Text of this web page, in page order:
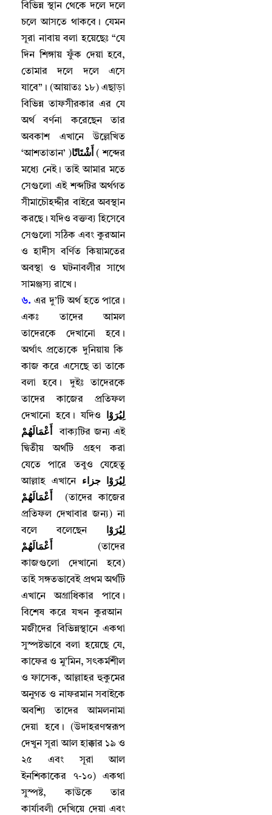
বিভিন্ন স্থান থেকে দলে দলে
চলে আসতে থাকবে । যেমন
সূরা নাবায় বলা হয়েছেঃ “যে
দিন শিঙ্গায় ফুঁক দেয়া হবে,
তোমার দলে দলে এসে
যাবে” । (আয়াতঃ ১৮) এছাড়া
বিভিন্ন তাফসীরকার এর যে
অর্থ বর্ণনা করেছেন তার
অবকাশ এখানে উল্লেখিত
‘আশতাতান’ (أَشْتَاتًا ) শব্দের
মধ্যে নেই। তাই আমার মতে
সেগুলো এই শব্দটির অর্থগত
সীমাচৌহদ্দীর বাইরে অবস্থান
করছে। যদিও বক্তব্য হিসেবে
সেগুলো সঠিক এবং কুরআন
ও হাদীস বর্ণিত কিয়ামতের
অবস্থা ও ঘটনাবলীর সাথে
সামঞ্জস্য রাখে ।
৬. এর দু’টি অর্থ হতে পারে ।
একঃ তাদের আমল
তাদেরকে দেখানো হবে ।
অর্থাৎ প্রত্যেকে দুনিয়ায় কি
কাজ করে এসেছে তা তাকে
বলা হবে ।
দুইঃ তাদেরকে
তাদের কাজের প্রতিফল
দেখানো হবে । যদিও
لِيُرَوْا
أَعْمَالَهُمْ
বাক্যটির জন্য এই
দ্বিতীয় অর্থটি গ্রহণ করা
যেতে পারে তবুও যেহেতু
আল্লাহ‌ এখানে
لِيُرَوْا جزاء
أَعْمَالَهُمْ
(তাদের কাজের
প্রতিফল দেখাবার জন্য) না
বলে বলেছেন
لِيُرَوْا
أَعْمَالَهُمْ
(তাদের
কাজগুলো দেখানো হবে)
তাই সঙ্গতভাবেই প্রথম অর্থটি
এখানে অগ্রাধিকার পাবে ।
বিশেষ করে যখন কুরআন
মজীদের বিভিন্নস্থানে একথা
সুস্পষ্টভাবে বলা হয়েছে যে,
কাফের ও মু’মিন,সৎকর্মশীল
ও ফাসেক,আল্লাহর হুকুমের
অনুগত ও নাফরমান সবাইকে
অবশ্যি তাদের আমলনামা
দেয়া হবে। (উদাহরণস্বরূপ
দেখুন সূরা আল হাক্কার ১৯ ও
২৫ এবং সূরা আল
ইনশিকাকের ৭-১০) একথা
সুস্পষ্ট,কাউকে তার
কার্যাবলী দেখিয়ে দেয়া এবং